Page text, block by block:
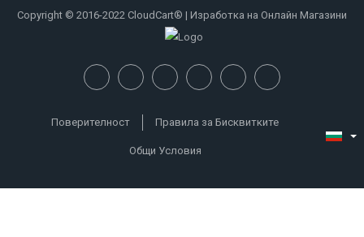
Copyright © 2016-2022 CloudCart® | Изработка на Онлайн Магазини
Поверителност Правила за Бисквитките
Общи Условия